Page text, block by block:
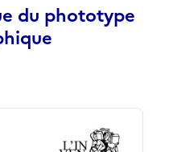
du phototype